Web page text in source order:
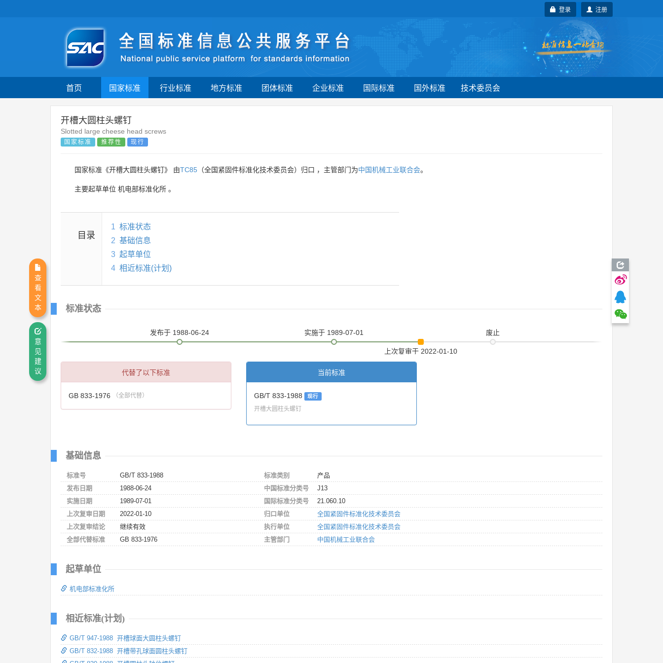
注册
登录
首页 国家标准 行业标准 地方标准 团体标准 企业标准 国际标准 国外标准 技术委员会
开槽大圆柱头螺钉
Slotted large cheese head screws
国家标准 推荐性 现行
国家标准《开槽大圆柱头螺钉》 由TC85 （全国紧固件标准化技术委员会）归口 ，主管部门为中国机械工业联合会。
主要起草单位 机电部标准化所 。
目录
1 标准状态
2 基础信息
3 起草单位
4 相近标准(计划)
标准状态
发布于 1988-06-24 实施于 1989-07-01
上次复审于 2022-01-10
废止
代替了以下标准
GB 833-1976 （全部代替）
当前标准
GB/T 833-1988 现行
开槽大圆柱头螺钉
基础信息
标准号
GB/T 833-1988
发布日期
1988-06-24
实施日期
1989-07-01
上次复审日期
2022-01-10
上次复审结论
继续有效
全部代替标准
GB 833-1976
标准类别
产品
中国标准分类号
J13
国际标准分类号
21.060.10
归口单位
全国紧固件标准化技术委员会
执行单位
全国紧固件标准化技术委员会
主管部门
中国机械工业联合会
起草单位
机电部标准化所
相近标准(计划)
GB/T 947-1988 开槽球面大圆柱头螺钉
GB/T 832-1988 开槽带孔球面圆柱头螺钉
查
看
文
本
意
见
建
议